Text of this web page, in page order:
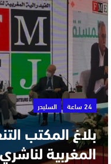
24 ساعة السليدر
بلاغ المكتب
المغربية